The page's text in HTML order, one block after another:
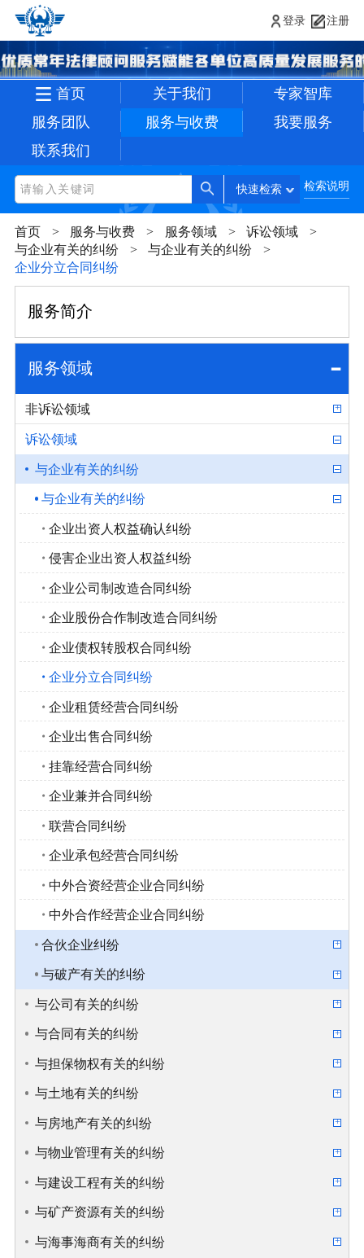
登录 注册
首页 关于我们
专家智库
服务团队
服务与收费
我要服务
联系我们
快速检索 检索说明
首页 服务与收费 服务领域
诉讼领域
与企业有关的纠纷
与企业有关的纠纷
企业分立合同纠纷
服务简介
服务领域
非诉讼领域
诉讼领域
与企业有关的纠纷
与企业有关的纠纷
企业出资人权益确认纠纷
侵害企业出资人权益纠纷
企业公司制改造合同纠纷
企业股份合作制改造合同纠纷
企业债权转股权合同纠纷
企业分立合同纠纷
企业租赁经营合同纠纷
企业出售合同纠纷
挂靠经营合同纠纷
企业兼并合同纠纷
联营合同纠纷
企业承包经营合同纠纷
中外合资经营企业合同纠纷
中外合作经营企业合同纠纷
合伙企业纠纷
与破产有关的纠纷
与公司有关的纠纷
与合同有关的纠纷
与担保物权有关的纠纷
与土地有关的纠纷
与房地产有关的纠纷
与物业管理有关的纠纷
与建设工程有关的纠纷
与矿产资源有关的纠纷
与海事海商有关的纠纷